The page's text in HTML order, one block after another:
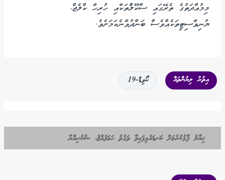
މިމުއްދަތުގެ ތެރޭގައި ސްކޫލުްތަކާއި ހުރިހާ ކްލެޖް،
ޔުނިވާސިޓީތަކެއްވެސް ބަންދުވާނެކަމަށެވެ.
އިތުރު ލިޔުންތައް ކޯވިޑް-19
ޚިޔާލު ފާޅުކުރުމަށް ކަނޑައެޅިފައިވާ ވަގުތު ހަމަވެއްޖެ، ޝުކުރިއްޔާ